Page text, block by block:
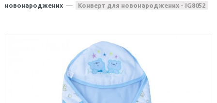
новонароджених
Конверт для новонароджених - IG8052